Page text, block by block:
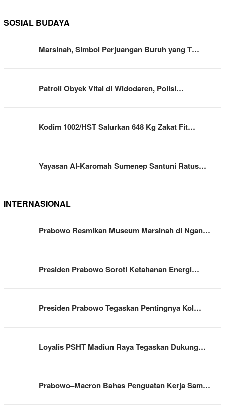
SOSIAL BUDAYA
Marsinah, Simbol Perjuangan Buruh yang T…
Patroli Obyek Vital di Widodaren, Polisi…
Kodim 1002/HST Salurkan 648 Kg Zakat Fit…
Yayasan Al-Karomah Sumenep Santuni Ratus…
INTERNASIONAL
Prabowo Resmikan Museum Marsinah di Ngan…
Presiden Prabowo Soroti Ketahanan Energi…
Presiden Prabowo Tegaskan Pentingnya Kol…
Loyalis PSHT Madiun Raya Tegaskan Dukung…
Prabowo–Macron Bahas Penguatan Kerja Sam…